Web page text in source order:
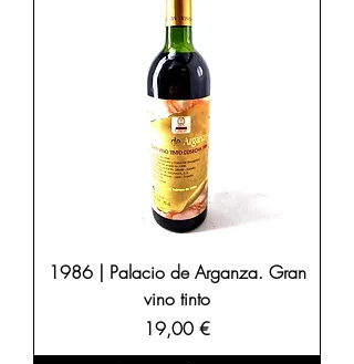
1986 | Palacio de Arganza. Gran
vino tinto
Precio
19,00 €